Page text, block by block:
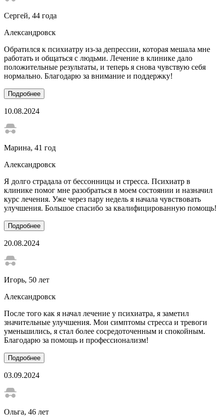
Сергей, 44 года
Александровск
Обратился к психиатру из-за депрессии, которая мешала мне
работать и общаться с людьми. Лечение в клинике дало
положительные результаты, и теперь я снова чувствую себя
нормально. Благодарю за внимание и поддержку!
Подробнее
10.08.2024
Марина, 41 год
Александровск
Я долго страдала от бессонницы и стресса. Психиатр в
клинике помог мне разобраться в моем состоянии и назначил
курс лечения. Уже через пару недель я начала чувствовать
улучшения. Большое спасибо за квалифицированную помощь!
Подробнее
20.08.2024
Игорь, 50 лет
Александровск
После того как я начал лечение у психиатра, я заметил
значительные улучшения. Мои симптомы стресса и тревоги
уменьшились, я стал более сосредоточенным и спокойным.
Благодарю за помощь и профессионализм!
Подробнее
03.09.2024
Ольга, 46 лет